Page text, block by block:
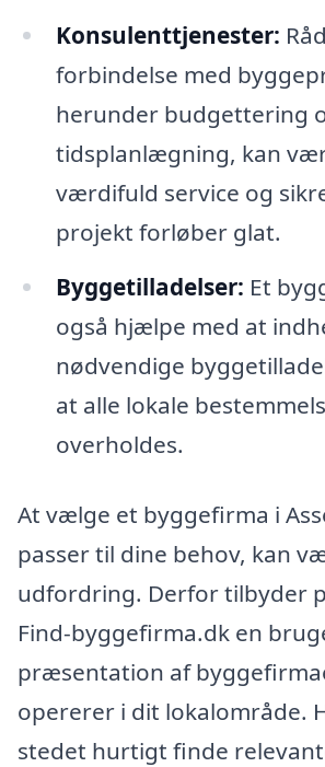
Konsulenttjenester:
forbindelse med
herunder budgettering
tidsplanlægning, kan
værdifuld service og
projekt forløber glat.
Byggetilladelser: Et
også hjælpe med at
nødvendige
at alle lokale
overholdes.
At vælge et byggefirma i
passer til dine behov, kan
udfordring. Derfor tilbyder
Find-byggefirma.dk en
præsentation af
opererer i dit lokalområde.
stedet hurtigt finde